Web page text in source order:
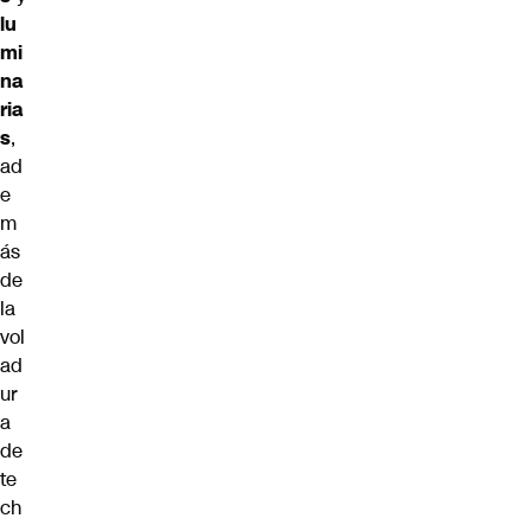
lu
mi
na
ria
s,
ad
e
m
ás
de
la
vol
ad
ur
a
de
te
ch